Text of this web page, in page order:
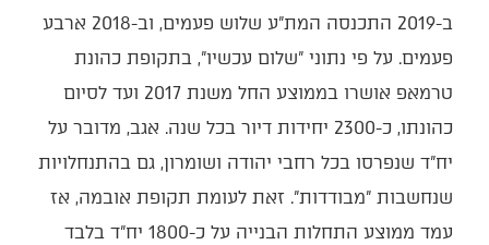
ב-2019 התכנסה המת"ע שלוש פעמים, וב-2018 ארבע
פעמים. על פי נתוני "שלום עכשיו", בתקופת כהונת
טרמאפ אושרו בממוצע החל משנת 2017 ועד לסיום
כהונתו, כ-2300 יחידות דיור בכל שנה. אגב, מדובר על
יח"ד שנפרסו בכל רחבי יהודה ושומרון, גם בהתנחלויות
שנחשבות "מבודדות". זאת לעומת תקופת אובמה, אז
עמד ממוצע התחלות הבנייה על כ-1800 יח"ד בלבד